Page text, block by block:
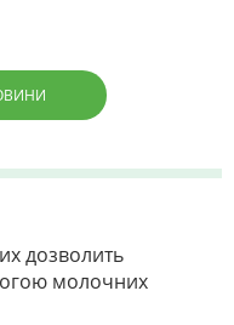
дозволить
молочних